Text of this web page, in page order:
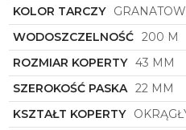
Jeśli poszukujesz zegarka,
sportowy charakter z
będziesz mógł na niego
zegarek męskiRoamer
Ciebie. Dzięki precyzji
wyglądowi stanie się
Twojego stylu życia,
charakteru każdej stylizacji.
KOLOR TARCZY
WODOSZCZELNOŚĆ 200 M
ROZMIAR KOPERTY 43 MM
SZEROKOŚĆ PASKA 22 MM
KSZTAŁT KOPERTY